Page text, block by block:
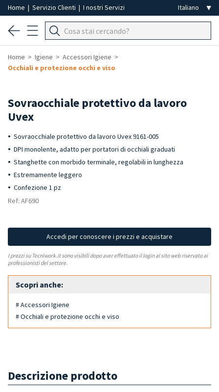
Home | Servizio Clienti | I nostri Servizi
Home Igiene
Accessori Igiene
Occhiali e protezione occhi e viso
Sovraocchiale protettivo da lavoro
Uvex
Sovraocchiale protettivo da lavoro Uvex 9161-005
DPI monolente, adatto per portatori di occhiali graduati
Stanghette con morbido terminale, regolabili in lunghezza
Estremamente leggero
Confezione 1 pz
Ref: AF690
Accedi per conoscere i prezzi e acquistare
I prezzi su Tecniwork.it sono visibili dopo aver effettuato il login al sito web riservato ai
professionisti del settore.
Scopri anche:
# Accessori Igiene
# Occhiali e protezione occhi e viso
Descrizione prodotto